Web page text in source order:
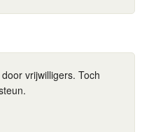
vrijwilligers. Toch